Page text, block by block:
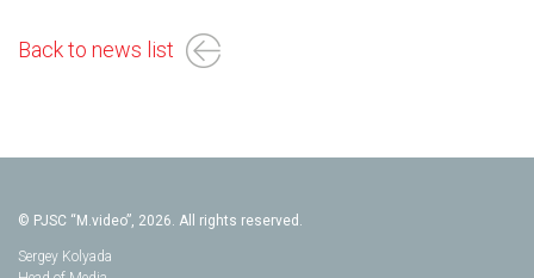
Back to news list
© PJSC “M.video”, 2026. All rights reserved.
Sergey Kolyada